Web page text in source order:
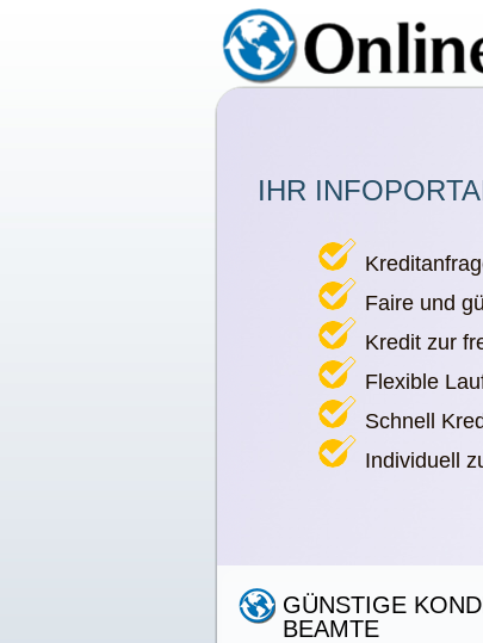
IHR
Faire und
Kredit zur
Flexible
Schnell
Individuell
GÜNSTIGE
BEAMTE